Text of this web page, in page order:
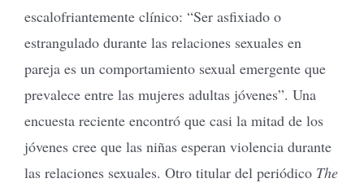
escalofriantemente clínico: “Ser asfixiado o
estrangulado durante las relaciones sexuales en
pareja es un comportamiento sexual emergente que
prevalece entre las mujeres adultas jóvenes”. Una
encuesta reciente encontró que casi la mitad de los
jóvenes cree que las niñas esperan violencia durante
las relaciones sexuales. Otro titular del periódico The